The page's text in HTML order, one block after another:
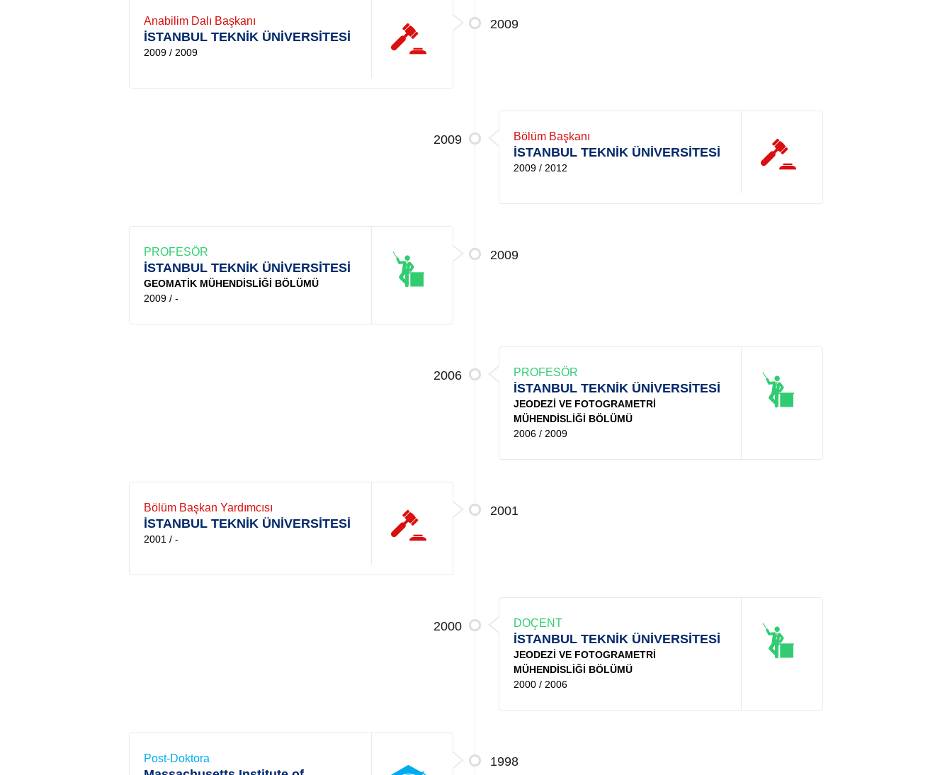
2009
Anabilim Dalı Başkanı
İSTANBUL TEKNİK ÜNİVERSİTESİ
2009 / 2009
2009 Bölüm Başkanı
İSTANBUL TEKNİK ÜNİVERSİTESİ
2009 / 2012
2009
PROFESÖR
İSTANBUL TEKNİK ÜNİVERSİTESİ
GEOMATİK MÜHENDİSLİĞİ BÖLÜMÜ
2009 / -
2006 PROFESÖR
İSTANBUL TEKNİK ÜNİVERSİTESİ
JEODEZİ VE FOTOGRAMETRİ
MÜHENDİSLİĞİ BÖLÜMÜ
2006 / 2009
2001
Bölüm Başkan Yardımcısı
İSTANBUL TEKNİK ÜNİVERSİTESİ
2001 / -
2000 DOÇENT
İSTANBUL TEKNİK ÜNİVERSİTESİ
JEODEZİ VE FOTOGRAMETRİ
MÜHENDİSLİĞİ BÖLÜMÜ
2000 / 2006
1998
Post-Doktora